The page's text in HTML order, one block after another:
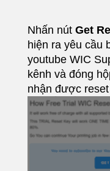
Nhấn nút Get
hiện ra yêu cầu
youtube WIC
kênh và đóng
nhận được